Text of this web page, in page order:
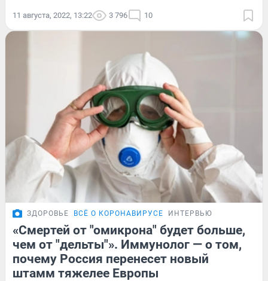
11 августа, 2022, 13:22 3 796 10
ЗДОРОВЬЕ ВСЁ О КОРОНАВИРУСЕ ИНТЕРВЬЮ
«Смертей от "омикрона" будет больше,
чем от "дельты"». Иммунолог — о том,
почему Россия перенесет новый
штамм тяжелее Европы